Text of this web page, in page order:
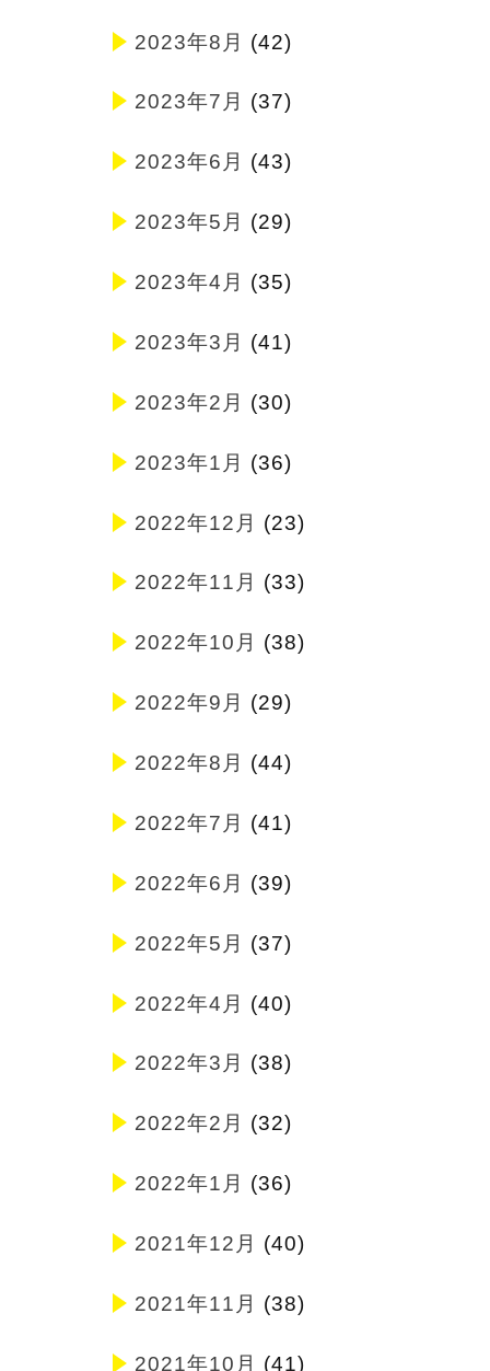
2023年8月 (42)
2023年7月 (37)
2023年6月 (43)
2023年5月 (29)
2023年4月 (35)
2023年3月 (41)
2023年2月 (30)
2023年1月 (36)
2022年12月 (23)
2022年11月 (33)
2022年10月 (38)
2022年9月 (29)
2022年8月 (44)
2022年7月 (41)
2022年6月 (39)
2022年5月 (37)
2022年4月 (40)
2022年3月 (38)
2022年2月 (32)
2022年1月 (36)
2021年12月 (40)
2021年11月 (38)
2021年10月 (41)